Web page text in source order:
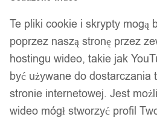
Te pliki cookie i skrypty mogą
poprzez naszą stronę przez
hostingu wideo, takie jak
być używane do dostarczania
stronie internetowej. Jest
wideo mógł stworzyć profil